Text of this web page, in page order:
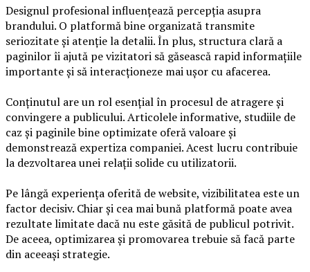
Designul profesional influențează percepția asupra
brandului. O platformă bine organizată transmite
seriozitate și atenție la detalii. În plus, structura clară a
paginilor îi ajută pe vizitatori să găsească rapid informațiile
importante și să interacționeze mai ușor cu afacerea.
Conținutul are un rol esențial în procesul de atragere și
convingere a publicului. Articolele informative, studiile de
caz și paginile bine optimizate oferă valoare și
demonstrează expertiza companiei. Acest lucru contribuie
la dezvoltarea unei relații solide cu utilizatorii.
Pe lângă experiența oferită de website, vizibilitatea este un
factor decisiv. Chiar și cea mai bună platformă poate avea
rezultate limitate dacă nu este găsită de publicul potrivit.
De aceea, optimizarea și promovarea trebuie să facă parte
din aceeași strategie.